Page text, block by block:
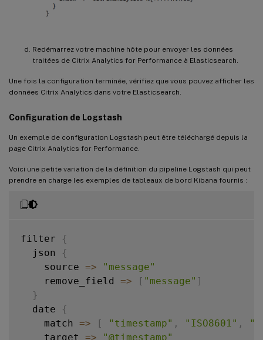
Redémarrez votre machine hôte pour envoyer les données
traitées de Citrix Analytics for Performance à Elasticsearch.
Une fois la configuration terminée, vérifiez que vous pouvez afficher les
données Citrix Analytics dans votre Elasticsearch.
Configuration de Logstash
Un exemple de configuration Logstash peut être téléchargé depuis la
page Citrix Analytics for Performance.
Voici une petite variation de la définition du pipeline Logstash qui peut
prendre en charge les exemples de tableaux de bord Kibana fournis :
filter
{
  json
{
source =>
"message"
remove_field
=> [ "message" ]
}
  date
{
match => [ "timestamp" , "ISO8601" ,
target
=>
"@timestamp"